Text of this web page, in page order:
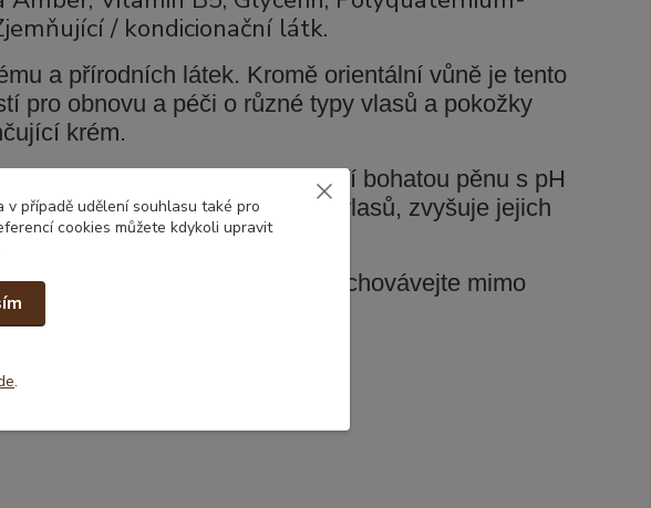
/ kondicionační látk.
a přírodních látek. Kromě orientální vůně je tento
pro obnovu a péči o různé typy vlasů a pokožky
krém.
kompozici, která vytváří bohatou pěnu s pH
podporuje přirozenou krásu vlasů, zvyšuje jejich
Vyhněte se kontaktu s očima. Uchovávejte mimo
v případě udělení souhlasu také pro
cookies můžete kdykoli upravit
.